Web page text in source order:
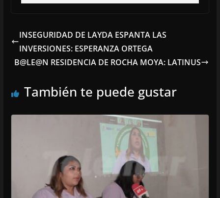
INSEGURIDAD DE LAYDA ESPANTA LAS
INVERSIONES: ESPERANZA ORTEGA
B@LE@N RESIDENCIA DE ROCHA MOYA: LATINUS
También te puede gustar